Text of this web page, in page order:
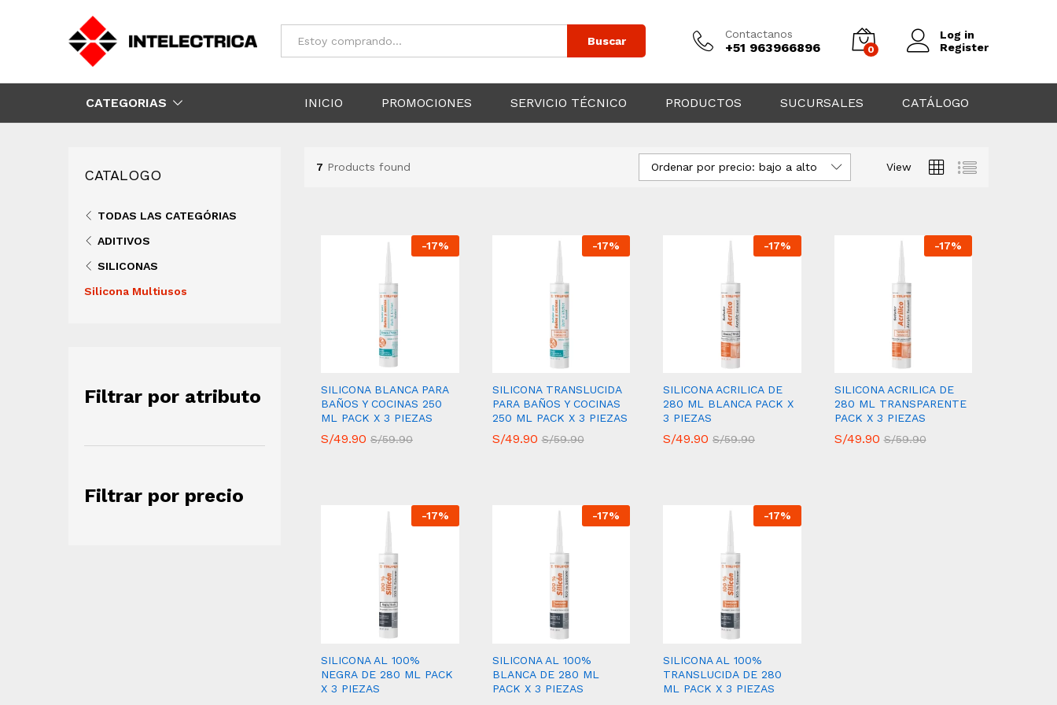
Todos Buscar
Contactanos
+51 963966896 0
Log in
Register
CATEGORIAS INICIO PROMOCIONES SERVICIO TÉCNICO PRODUCTOS SUCURSALES CATÁLOGO
7 Products found View
Ordenar por precio: bajo a alto
-17%
SILICONA BLANCA PARA
BAÑOS Y COCINAS 250
ML PACK X 3 PIEZAS
S/49.90 S/59.90
S/49.90 S/59.90
-17%
SILICONA TRANSLUCIDA
PARA BAÑOS Y COCINAS
250 ML PACK X 3 PIEZAS
S/49.90 S/59.90
S/49.90 S/59.90
-17%
SILICONA ACRILICA DE
280 ML BLANCA PACK X
3 PIEZAS
S/49.90 S/59.90
S/49.90 S/59.90
-17%
SILICONA ACRILICA DE
280 ML TRANSPARENTE
PACK X 3 PIEZAS
S/49.90 S/59.90
S/49.90 S/59.90
-17%
SILICONA AL 100%
NEGRA DE 280 ML PACK
X 3 PIEZAS
-17%
SILICONA AL 100%
BLANCA DE 280 ML
PACK X 3 PIEZAS
-17%
SILICONA AL 100%
TRANSLUCIDA DE 280
ML PACK X 3 PIEZAS
CATALOGO
TODAS LAS CATEGÓRIAS
ADITIVOS
SILICONAS
Silicona Multiusos
Filtrar por atributo
Filtrar por precio